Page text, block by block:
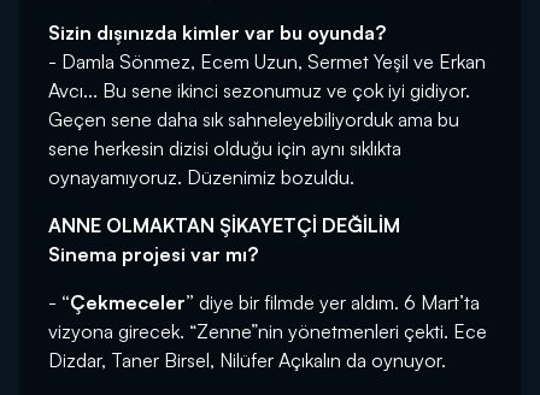
Sizin dışınızda kimler var bu oyunda?
- Damla Sönmez, Ecem Uzun, Sermet Yeşil ve Erkan
Avcı... Bu sene ikinci sezonumuz ve çok iyi gidiyor.
Geçen sene daha sık sahneleyebiliyorduk ama bu
sene herkesin dizisi olduğu için aynı sıklıkta
oynayamıyoruz. Düzenimiz bozuldu.
ANNE OLMAKTAN ŞİKAYETÇİ DEĞİLİM
Sinema projesi var mı?
- “Çekmeceler” diye bir filmde yer aldım. 6 Mart’ta
vizyona girecek. “Zenne”nin yönetmenleri çekti. Ece
Dizdar, Taner Birsel, Nilüfer Açıkalın da oynuyor.